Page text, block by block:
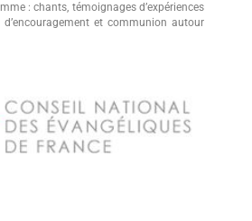
: chants, témoignages d’expériences
d’encouragement et communion autour